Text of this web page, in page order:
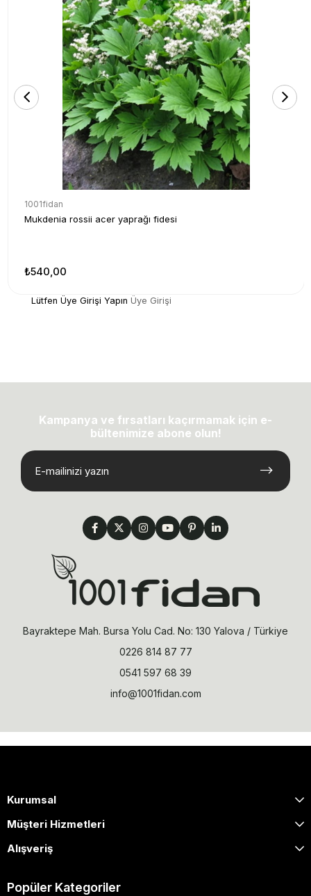
1001fidan
Mukdenia rossii acer yaprağı fidesi
₺540,00
Lütfen Üye Girişi Yapın Üye Girişi
Kampanya ve fırsatları kaçırmamak için e-
bültenimize abone olun!
Bayraktepe Mah. Bursa Yolu Cad. No: 130 Yalova / Türkiye
0226 814 87 77
0541 597 68 39
info@1001fidan.com
Kurumsal
Müşteri Hizmetleri
Alışveriş
Popüler Kategoriler